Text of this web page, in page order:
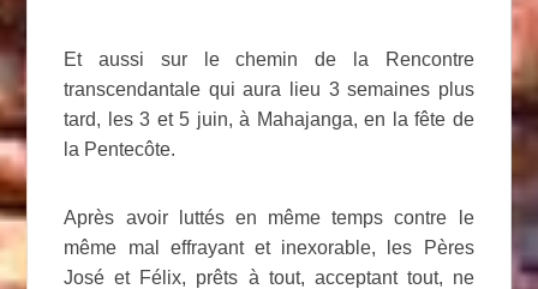
Et aussi sur le chemin de la Rencontre
transcendantale qui aura lieu 3 semaines plus
tard, les 3 et 5 juin, à Mahajanga, en la fête de
la Pentecôte.
Après avoir luttés en même temps contre le
même mal effrayant et inexorable, les Pères
José et Félix, prêts à tout, acceptant tout, ne